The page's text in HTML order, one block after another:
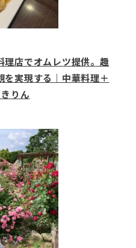
理店でオムレツ提供。趣
を実現する｜中華料理＋
りん